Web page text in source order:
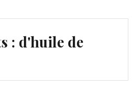
: d'huile de